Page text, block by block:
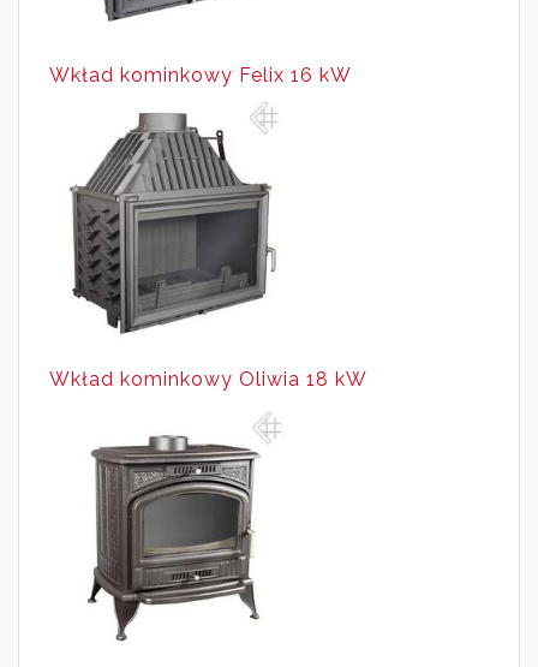
Wkład kominkowy Felix 16 kW
Wkład kominkowy Oliwia 18 kW